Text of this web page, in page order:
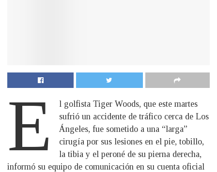
E
l golfista Tiger Woods, que este martes
sufrió un accidente de tráfico cerca de Los
Ángeles, fue sometido a una “larga”
cirugía por sus lesiones en el pie, tobillo,
la tibia y el peroné de su pierna derecha,
informó su equipo de comunicación en su cuenta oficial